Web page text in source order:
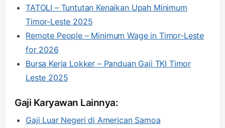
TATOLI – Tuntutan Kenaikan Upah Minimum
Timor-Leste 2025
Remote People – Minimum Wage in Timor-Leste
for 2026
Bursa Kerja Lokker – Panduan Gaji TKI Timor
Leste 2025
Gaji Karyawan Lainnya:
Gaji Luar Negeri di American Samoa